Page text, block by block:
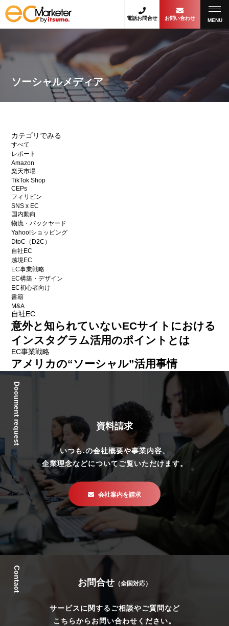
電話お問合せ お問い合わせ MENU
ソーシャルメディア
カテゴリでみる
すべて
レポート
Amazon
楽天市場
TikTok Shop
CEPs
フィリピン
SNS x EC
国内動向
物流・バックヤード
Yahoo!ショッピング
DtoC（D2C）
自社EC
越境EC
EC事業戦略
EC構築・デザイン
EC初心者向け
書籍
M&A
自社EC
意外と知られていないECサイトにおける
インスタグラム活用のポイントとは
EC事業戦略
アメリカの“ソーシャル”活用事情
Document request 資料請求
いつも.の会社概要や事業内容、
企業理念などについてご覧いただけます。
会社案内を請求
Contact お問合せ （全国対応）
サービスに関するご相談やご質問など
こちらからお問い合わせください。